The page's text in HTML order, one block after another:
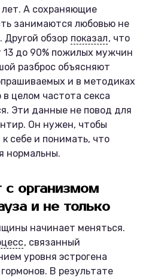
лет. А сохраняющие
занимаются любовью не
Другой обзор показал, что
до 90% пожилых мужчин
разброс объясняют
и в методиках
целом частота секса
Эти данные не повод для
Он нужен, чтобы
себе и понимать, что
нормальны.
с организмом
и не только
начинает меняться.
, связанный
уровня эстрогена
В результате